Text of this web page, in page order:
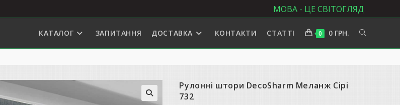
МОВА - ЦЕ СВІТОГЛЯД
КАТАЛОГ ЗАПИТАННЯ ДОСТАВКА КОНТАКТИ СТАТТІ 0 0 ГРН.
Рулонні штори DecoSharm Меланж Сірі
732